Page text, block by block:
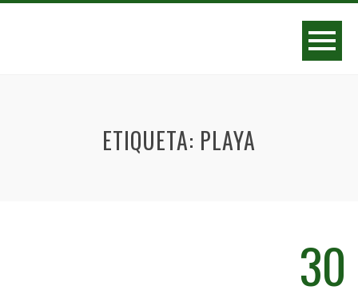
ETIQUETA: PLAYA
30